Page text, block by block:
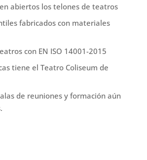
abiertos los telones de teatros
fabricados con materiales
con EN ISO 14001-2015
tiene el Teatro Coliseum de
de reuniones y formación aún